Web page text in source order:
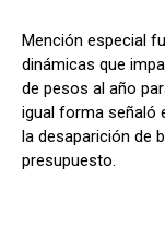
Mención especial
dinámicas que
de pesos al año
igual forma señaló
la desaparición de
presupuesto.